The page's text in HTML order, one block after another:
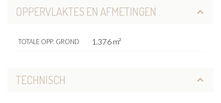
OPPERVLAKTES EN AFMETINGEN
TOTALE OPP. GROND 1.376 m²
TECHNISCH